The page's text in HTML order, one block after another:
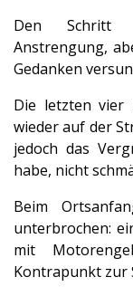
Den Schritt
Anstrengung,
Gedanken
Die letzten vier
wieder auf der
jedoch das
habe, nicht
Beim
unterbrochen:
mit
Kontrapunkt zur